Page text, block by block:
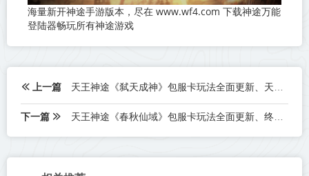
海量新开神途手游版本，尽在 www.wf4.com 下载神途万能
登陆器畅玩所有神途游戏
上一篇 天王神途《弑天成神》包服卡玩法全面更新、天降豪礼、全面福利、爆率全开、散人成神（上古神石,轩辕圣剑等特色玩法邀你来战）
下一篇 天王神途《春秋仙域》包服卡玩法全面更新、终极神器、全屏秒怪、超高刀速、刀刀切割（灵域先知,远古神殿等特色玩法邀你来战）